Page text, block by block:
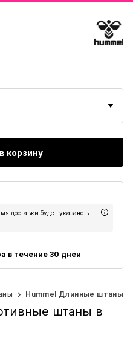
корзину
доставки будет указано в
в течение 30 дней
Hummel Длинные штаны
штаны в